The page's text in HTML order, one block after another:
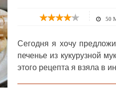
50
Сегодня я хочу
печенье из кукурузной
этого рецепта я взяла в